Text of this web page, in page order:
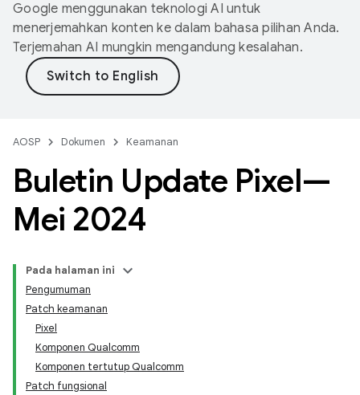
Google menggunakan teknologi AI untuk
menerjemahkan konten ke dalam bahasa pilihan Anda.
Terjemahan AI mungkin mengandung kesalahan.
AOSP Dokumen Keamanan
Buletin Update Pixel—
Mei 2024
Pada halaman ini
Pengumuman
Patch keamanan
Pixel
Komponen Qualcomm
Komponen tertutup Qualcomm
Patch fungsional